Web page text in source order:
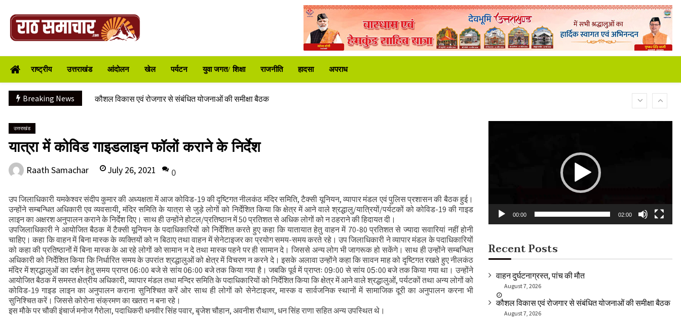
content
राष्ट्रीय उत्तराखंड आंदोलन खेल पर्यटन युवा जगत/ शिक्षा राजनीति हादसा अपराध
Breaking News
CS ने वाह्य सहायतित परियोजनाओं की प्रगति की समीक्षा की
संवेदनशील स्थलों का लार्ज स्केल पर होगा सर्वे
वाहन दुर्घटनाग्रस्त, पांच की मौत
कौशल विकास एवं रोजगार से संबंधित योजनाओं की समीक्षा बैठक
रिखणीखाल में तीन दिवसीय विशेषज्ञ स्वास्थ्य शिविर शुरू
CS ने वाह्य सहायतित परियोजनाओं की प्रगति की समीक्षा की
संवेदनशील स्थलों का लार्ज स्केल पर होगा सर्वे
वाहन दुर्घटनाग्रस्त, पांच की मौत
कौशल विकास एवं रोजगार से संबंधित योजनाओं की समीक्षा बैठक
वन भूमि हस्तांतरण की बैठक
उत्तराखंड
यात्रा में कोविड गाइडलाइन फॉलों कराने के निर्देश
Raath Samachar July 26, 2021 0
उप जिलाधिकारी यमकेश्वर संदीप कुमार की अध्यक्षता में आज कोविड-19 की दृष्टिगत नीलकंठ मंदिर समिति, टैक्सी यूनियन, व्यापार मंडल एवं पुलिस प्रशासन की बैठक हुई।
उन्होंने सम्बन्धित अधिकारी एव व्यवसायी, मंदिर समिति के यात्रा से जुड़े लोगों को निर्देशित किया कि क्षेत्र में आने वाले श्रद्धालु/यात्रियों/पर्यटकों को कोविड-19 की गाइड
लाइन का अक्षरश अनुपालन कराने के निर्देश दिए। साथ ही उन्होंने होटल/प्रतिष्ठान में 50 प्रतिशत से अधिक लोगों को न ठहराने की हिदायत दी।
उपजिलाधिकारी ने आयोजित बैठक में टैक्सी यूनियन के पदाधिकारियों को निर्देशित करते हुए कहा कि यातायात हेतु वाहन में 70-80 प्रतिशत से ज्यादा सवारियां नहीं होनी
चाहिए। कहा कि वाहन में बिना मास्क के व्यक्तियों को न बिठाए तथा वाहन में सेनेटाइजर का प्रयोग समय-समय करते रहे। उप जिलाधिकारी ने व्यापार मंडल के पदाधिकारियों
को कहा की प्रतिष्ठानों में बिना मास्क के आ रहे लोगों को सामान न दे तथा मास्क पहने पर ही सामान दे। जिससे अन्य लोग भी जागरूक हो सकेंगे। साथ ही उन्होंने सम्बन्धित
अधिकारी को निर्देशित किया कि निर्धारित समय के उपरांत श्रद्धालुओं को क्षेत्र में विचरण न करने दे। इसके अलावा उन्होंने कहा कि सावन माह को दृष्टिगत रखते हुए नीलकंठ
मंदिर में श्रद्धालुओं का दर्शन हेतु समय प्राप्त 06ः00 बजे से सांय 06ः00 बजे तक किया गया है। जबकि पूर्व में प्राप्तः 09ः00 से सांय 05ः00 बजे तक किया गया था। उन्होंने
आयोजित बैठक में समस्त क्षेत्रीय अधिकारी, व्यापार मंडल तथा मन्दिर समिति के पदाधिकारियों को निर्देशित किया कि क्षेत्र में आने वाले श्रद्धालुओं, पर्यटकों तथा अन्य लोगों को
कोविड-19 गाइड लाइन का अनुपालन कराना सुनिश्चित करें ओर साथ ही लोगों को सेनेटाइजर, मास्क व सार्वजनिक स्थानों में सामाजिक दूरी का अनुपालन करना भी
सुनिश्चित करें। जिससे कोरोना संक्रमण का खतरा न बना रहे।
इस मौके पर चौकी इंचार्ज मनोज गैरोला, पदाधिकरी धनवीर सिंह पवार, बृजेश चौहान, अवनीश रौथाण, धन सिंह राणा सहित अन्य उपस्थित थे।
00:00 02:00
Recent Posts
वाहन दुर्घटनाग्रस्त, पांच की मौत
August 7, 2026
कौशल विकास एवं रोजगार से संबंधित योजनाओं की समीक्षा बैठक
August 7, 2026